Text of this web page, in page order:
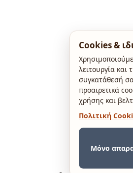
Cookies &
λειτουργία
συγκατάθεσή
προαιρετικά
χρήσης και
Πολιτική
Μόνο